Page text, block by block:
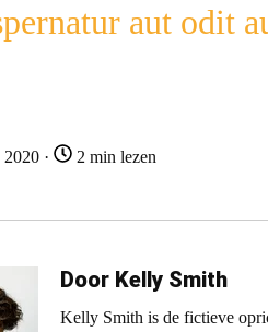
aut odit
· 2 min lezen
Door Kelly Smith
Kelly Smith is de fictieve